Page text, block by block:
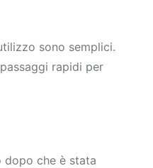
sono semplici.
rapidi per
che è stata